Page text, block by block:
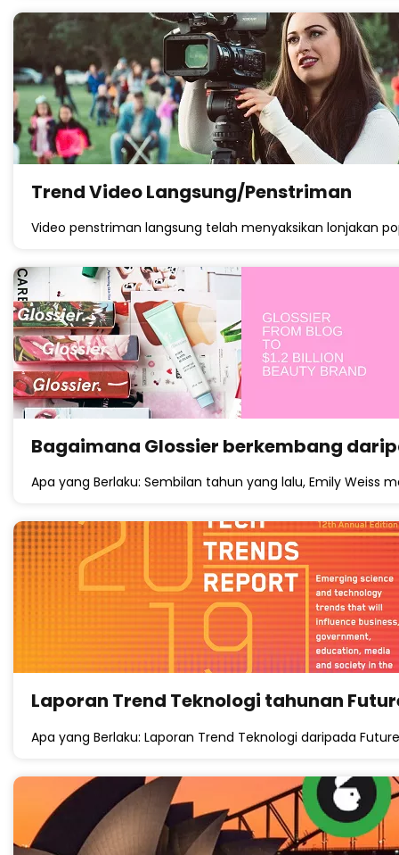
Trend Video Langsung/Penstriman
Video penstriman langsung telah menyaksikan lonjakan
Bagaimana Glossier berkembang
Apa yang Berlaku: Sembilan tahun yang lalu, Emily Weiss
Laporan Trend Teknologi tahunan
Apa yang Berlaku: Laporan Trend Teknologi daripada